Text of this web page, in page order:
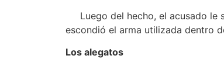
Luego del hecho, el acusado le
escondió el arma utilizada dentro
Los alegatos